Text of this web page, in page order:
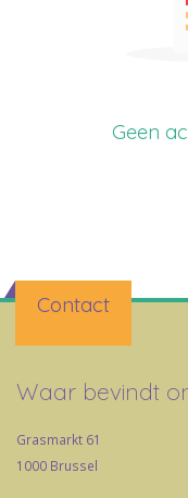
Geen
Contact
Waar bevindt
Grasmarkt 61
1000 Brussel